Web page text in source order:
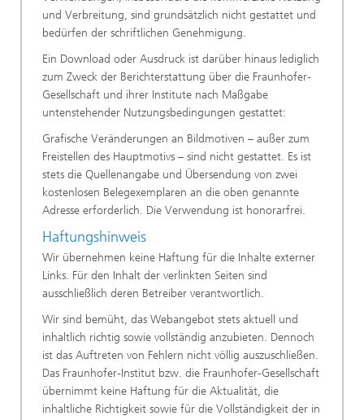
und Verbreitung, sind grundsätzlich nicht gestattet und
bedürfen der schriftlichen Genehmigung.
Ein Download oder Ausdruck ist darüber hinaus lediglich
zum Zweck der Berichterstattung über die Fraunhofer-
Gesellschaft und ihrer Institute nach Maßgabe
untenstehender Nutzungsbedingungen gestattet:
Grafische Veränderungen an Bildmotiven – außer zum
Freistellen des Hauptmotivs – sind nicht gestattet. Es ist
stets die Quellenangabe und Übersendung von zwei
kostenlosen Belegexemplaren an die oben genannte
Adresse erforderlich. Die Verwendung ist honorarfrei.
Haftungshinweis
Wir übernehmen keine Haftung für die Inhalte externer
Links. Für den Inhalt der verlinkten Seiten sind
ausschließlich deren Betreiber verantwortlich.
Wir sind bemüht, das Webangebot stets aktuell und
inhaltlich richtig sowie vollständig anzubieten. Dennoch
ist das Auftreten von Fehlern nicht völlig auszuschließen.
Das Fraunhofer-Institut bzw. die Fraunhofer-Gesellschaft
übernimmt keine Haftung für die Aktualität, die
inhaltliche Richtigkeit sowie für die Vollständigkeit der in